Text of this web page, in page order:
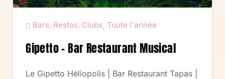
Bars, Restos, Clubs, Toute l'année
Gipetto – Bar Restaurant Musical
Le Gipetto Héliopolis | Bar Restaurant Tapas |